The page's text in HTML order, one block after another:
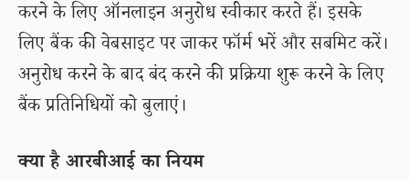
करने के लिए ऑनलाइन अनुरोध स्वीकार करते हैं। इसके
लिए बैंक की वेबसाइट पर जाकर फॉर्म भरें और सबमिट करें।
अनुरोध करने के बाद बंद करने की प्रक्रिया शुरू करने के लिए
बैंक प्रतिनिधियों को बुलाएं।
क्या है आरबीआई का नियम